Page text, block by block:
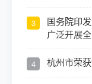
3
国务院印
广泛开展
4 杭州市荣